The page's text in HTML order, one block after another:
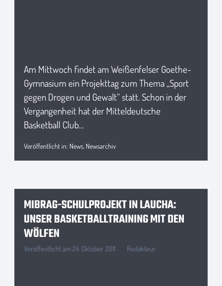
Am Mittwoch findet am Weißenfelser Goethe-
Gymnasium ein Projekttag zum Thema „Sport
gegen Drogen und Gewalt“ statt. Schon in der
Vergangenheit hat der Mitteldeutsche
Basketball Club…
Veröffentlicht in: News, Newsarchiv
MIBRAG-SCHULPROJEKT IN LAUCHA:
UNSER BASKETBALLTRAINING MIT DEN
WÖLFEN
Veröffentlicht am24. Oktober 2011 Redakteur